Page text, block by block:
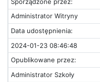
Administrator Witryny
Data udostępnienia:
2024-01-23 08:46:48
Opublikowane przez:
Administrator Szkoły